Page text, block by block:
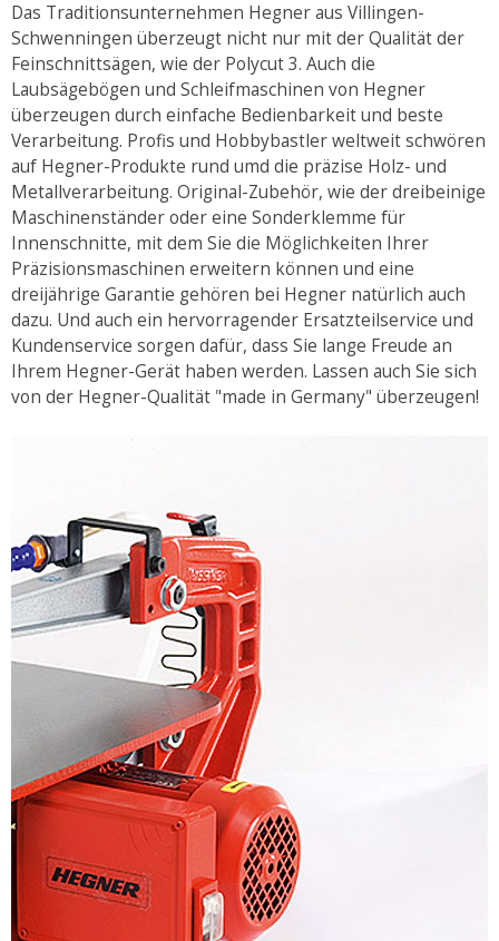
Das Traditionsunternehmen Hegner aus Villingen-
Schwenningen überzeugt nicht nur mit der Qualität der
Feinschnittsägen, wie der Polycut 3. Auch die
Laubsägebögen und Schleifmaschinen von Hegner
überzeugen durch einfache Bedienbarkeit und beste
Verarbeitung. Profis und Hobbybastler weltweit schwören
auf Hegner-Produkte rund umd die präzise Holz- und
Metallverarbeitung. Original-Zubehör, wie der dreibeinige
Maschinenständer oder eine Sonderklemme für
Innenschnitte, mit dem Sie die Möglichkeiten Ihrer
Präzisionsmaschinen erweitern können und eine
dreijährige Garantie gehören bei Hegner natürlich auch
dazu. Und auch ein hervorragender Ersatzteilservice und
Kundenservice sorgen dafür, dass Sie lange Freude an
Ihrem Hegner-Gerät haben werden. Lassen auch Sie sich
von der Hegner-Qualität "made in Germany" überzeugen!